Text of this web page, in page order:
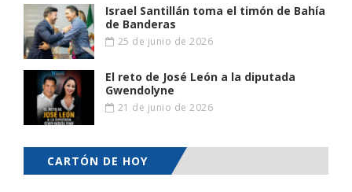
Israel Santillán toma el timón de Bahía
de Banderas
25 de junio de 2026
El reto de José León a la diputada
Gwendolyne
21 de junio de 2026
CARTÓN DE HOY